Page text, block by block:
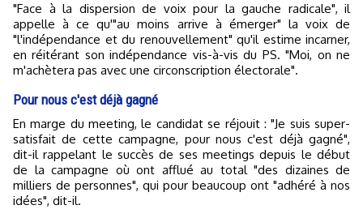
"Face à la dispersion de voix pour la gauche radicale", il
appelle à ce qu'"au moins arrive à émerger" la voix de
"l'indépendance et du renouvellement" qu'il estime incarner,
en réitérant son indépendance vis-à-vis du PS. "Moi, on ne
m'achètera pas avec une circonscription électorale".
Pour nous c'est déjà gagné
En marge du meeting, le candidat se réjouit : "Je suis super-
satisfait de cette campagne, pour nous c'est déjà gagné",
dit-il rappelant le succès de ses meetings depuis le début
de la campagne où ont afflué au total "des dizaines de
milliers de personnes", qui pour beaucoup ont "adhéré à nos
idées", dit-il.